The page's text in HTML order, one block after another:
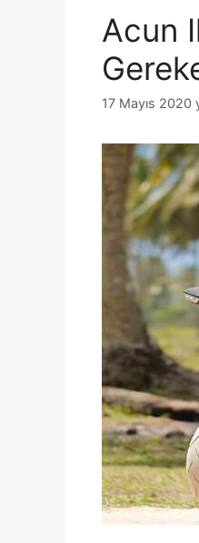
Acun
17 Mayıs 2020